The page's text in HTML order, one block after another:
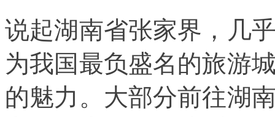
说起湖南省张家界，几
为我国最负盛名的旅游
的魅力。大部分前往湖